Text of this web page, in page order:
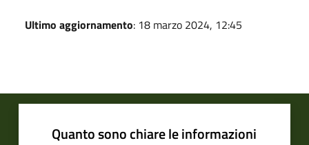
Ultimo aggiornamento: 18 marzo 2024, 12:45
Quanto sono chiare le informazioni